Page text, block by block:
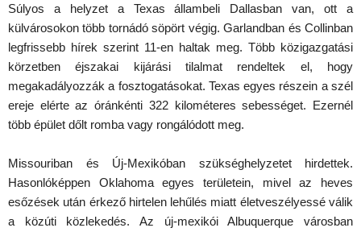
Súlyos a helyzet a Texas állambeli Dallasban van, ott a
külvárosokon több tornádó söpört végig. Garlandban és Collinban
legfrissebb hírek szerint 11-en haltak meg. Több közigazgatási
körzetben éjszakai kijárási tilalmat rendeltek el, hogy
megakadályozzák a fosztogatásokat. Texas egyes részein a szél
ereje elérte az óránkénti 322 kilométeres sebességet. Ezernél
több épület dőlt romba vagy rongálódott meg.
Missouriban és Új-Mexikóban szükséghelyzetet hirdettek.
Hasonlóképpen Oklahoma egyes területein, mivel az heves
esőzések után érkező hirtelen lehűlés miatt életveszélyessé válik
a közúti közlekedés. Az új-mexikói Albuquerque városban